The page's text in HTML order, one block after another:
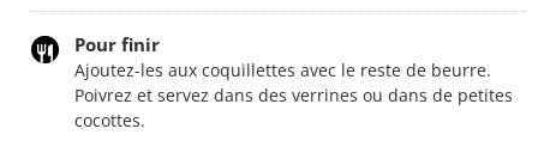
Pour finir
Ajoutez-les aux coquillettes avec le reste de beurre.
Poivrez et servez dans des verrines ou dans de petites
cocottes.